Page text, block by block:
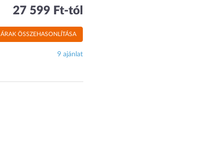
27 599 Ft-tól
ÁRAK ÖSSZEHASONLÍTÁSA
9 ajánlat